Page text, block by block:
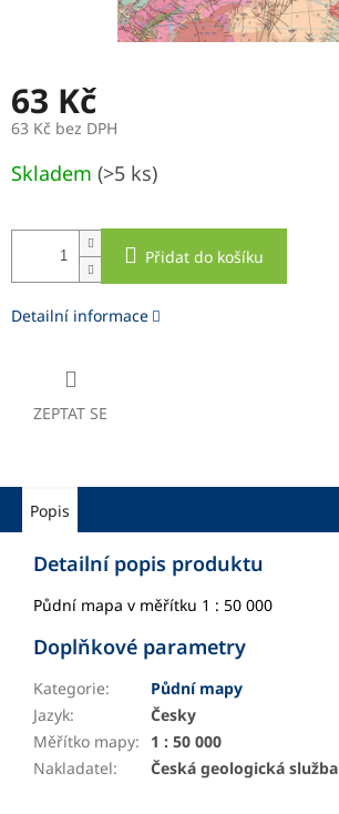
63 Kč
63 Kč bez DPH
cena:
Skladem (>5 ks)
Přidat do košíku
Detailní informace
ZEPTAT SE
Popis
Detailní popis produktu
Půdní mapa v měřítku 1 : 50 000
Doplňkové parametry
Kategorie:
Půdní mapy
Jazyk:
Česky
Měřítko mapy:
1 : 50 000
Nakladatel: Česká geologická služba